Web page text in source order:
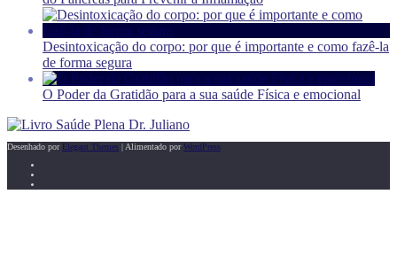
Desintoxicação do corpo: por que é importante e como fazê-la
de forma segura
O Poder da Gratidão para a sua saúde Física e emocional
Desenhado por Elegant Themes | Alimentado porWordPress